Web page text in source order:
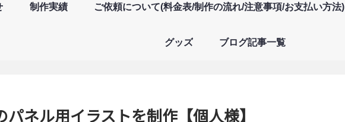
制作実績 ご依頼について(料金表/制作の流れ/注意事項/お支払い方法)
グッズ ブログ記事一覧
ネル用イラストを制作【個人様】